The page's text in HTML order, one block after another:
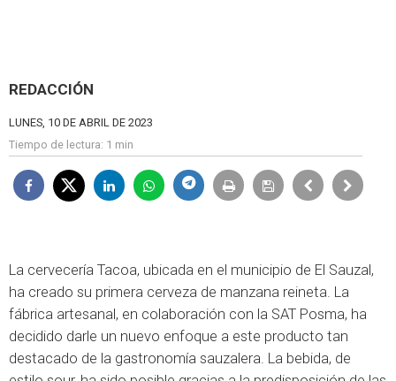
REDACCIÓN
LUNES, 10 DE ABRIL DE 2023
Tiempo de lectura: 1 min
La cervecería Tacoa, ubicada en el municipio de El Sauzal,
ha creado su primera cerveza de manzana reineta. La
fábrica artesanal, en colaboración con la SAT Posma, ha
decidido darle un nuevo enfoque a este producto tan
destacado de la gastronomía sauzalera. La bebida, de